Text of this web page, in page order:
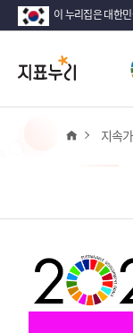
이 누리집은 대한
지
표
누
홈 지속